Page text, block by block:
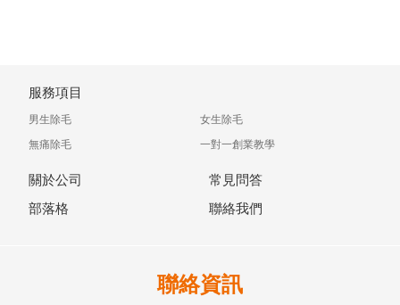
服務項目
男生除毛
女生除毛
無痛除毛
一對一創業教學
關於公司
常見問答
部落格
聯絡我們
聯絡資訊